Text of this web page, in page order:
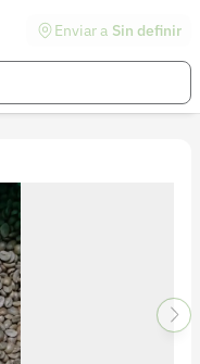
Enviar a Sin definir